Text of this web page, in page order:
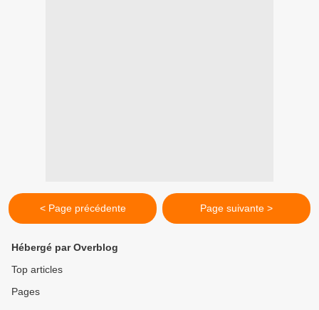
< Page précédente Page suivante >
Hébergé par Overblog
Top articles
Pages